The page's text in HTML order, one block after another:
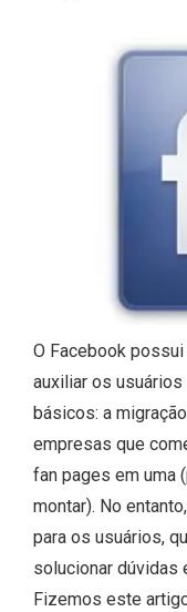
O Facebook
auxiliar os
básicos: a
empresas que
fan pages em uma
montar). No
para os usuários,
solucionar dúvidas
Fizemos este